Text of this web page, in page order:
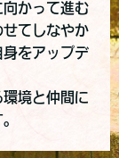
かって進む
てしなやか
をアップデ
境と仲間に